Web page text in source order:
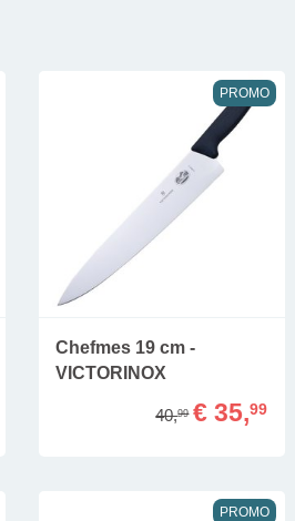
PROMO
Chefmes 19 cm -
VICTORINOX
40,99 € 35,99
PROMO